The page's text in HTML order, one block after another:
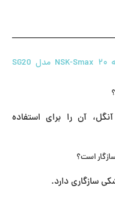
سوالات متداول درباره آنگل ایمپلنت ۱ به ۲۰ NSK-Smax مدل SG20
آن را برای استفاده
سازگاری دارد.